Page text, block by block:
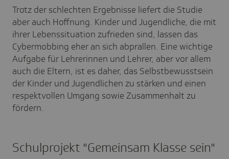
Trotz der schlechten Ergebnisse liefert die Studie
aber auch Hoffnung. Kinder und Jugendliche, die mit
ihrer Lebenssituation zufrieden sind, lassen das
Cybermobbing eher an sich abprallen. Eine wichtige
Aufgabe für Lehrerinnen und Lehrer, aber vor allem
auch die Eltern, ist es daher, das Selbstbewusstsein
der Kinder und Jugendlichen zu stärken und einen
respektvollen Umgang sowie Zusammenhalt zu
fördern.
Schulprojekt "Gemeinsam Klasse sein"